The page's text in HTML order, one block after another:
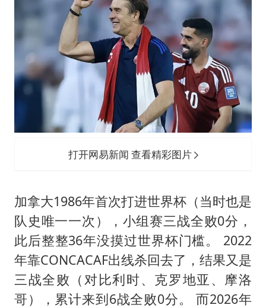
打开网易新闻 查看精彩图片
加拿大1986年首次打进世界杯（当时也是
队史唯一一次），小组赛三战全败0分，
此后整整36年没摸过世界杯门槛。 2022
年靠CONCACAF出线杀回去了，结果又是
三战全败（对比利时、克罗地亚、摩洛
哥），累计来到6战全败0分。 而2026年